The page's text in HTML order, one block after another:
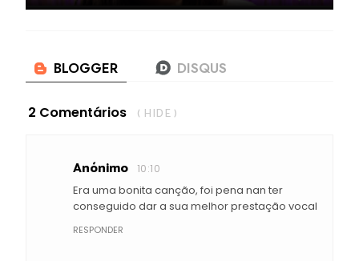
2 Comentários ( HIDE )
Anónimo 10:10
Era uma bonita canção, foi pena nan ter
conseguido dar a sua melhor prestação vocal
RESPONDER